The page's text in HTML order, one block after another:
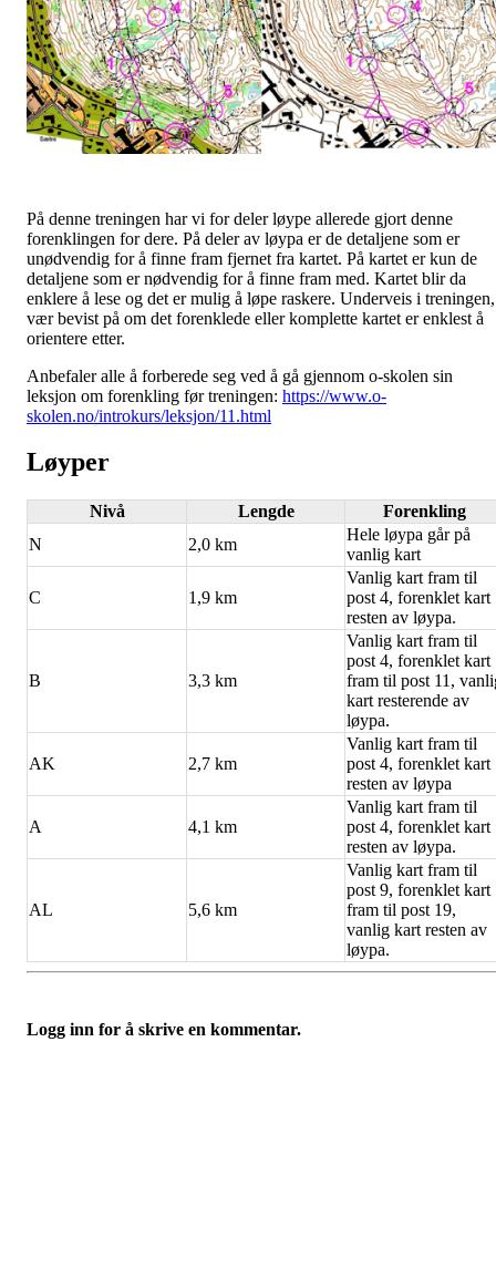
På denne treningen har vi for deler løype allerede gjort denne
forenklingen for dere. På deler av løypa er de detaljene som er
unødvendig for å finne fram fjernet fra kartet. På kartet er kun de
detaljene som er nødvendig for å finne fram med. Kartet blir da
enklere å lese og det er mulig å løpe raskere. Underveis i treningen,
vær bevist på om det forenklede eller komplette kartet er enklest å
orientere etter.
Anbefaler alle å forberede seg ved å gå gjennom o-skolen sin
leksjon om forenkling før treningen: https://www.o-
skolen.no/introkurs/leksjon/11.html
Løyper
Nivå Lengde
Forenkling
N
2,0 km
Hele løypa går på
vanlig kart
C 1,9 km
Vanlig kart fram til
post 4, forenklet kart
resten av løypa.
B 3,3 km
Vanlig kart fram til
post 4, forenklet kart
fram til post 11,
kart resterende av
løypa.
AK 2,7 km
Vanlig kart fram til
post 4, forenklet kart
resten av løypa
A 4,1 km
Vanlig kart fram til
post 4, forenklet kart
resten av løypa.
AL 5,6 km
Vanlig kart fram til
post 9, forenklet kart
fram til post 19,
vanlig kart resten av
løypa.
Logg inn for å skrive en kommentar.